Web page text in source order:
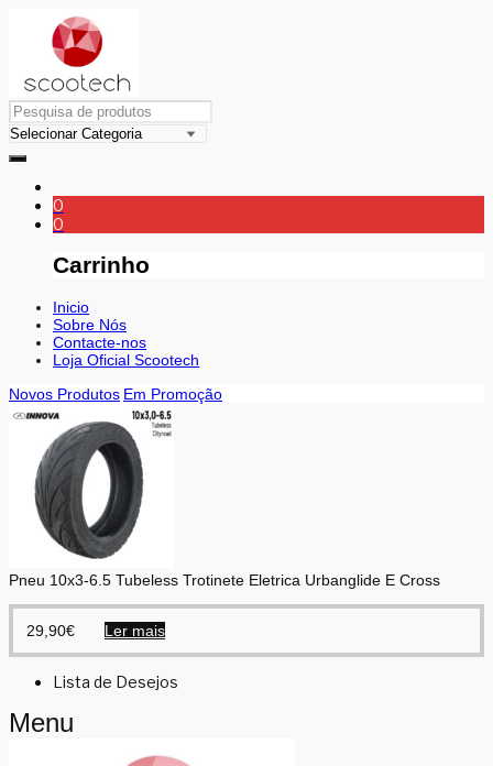
0
0
Carrinho
Inicio
Sobre Nós
Contacte-nos
Loja Oficial Scootech
Novos Produtos Em Promoção
Pneu 10x3-6.5 Tubeless Trotinete Eletrica Urbanglide E Cross
29,90€ Ler mais
Lista de Desejos
Menu